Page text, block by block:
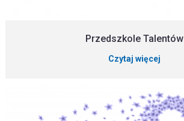
Przedszkole Talentów
Czytaj więcej